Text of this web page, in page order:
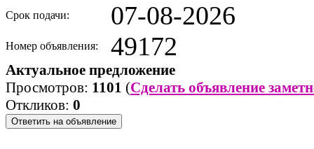
Срок подачи: 07-08-2026
Номер объявления: 49172
Актуальное предложение
Просмотров: 1101 (Сделать объявление
Откликов: 0